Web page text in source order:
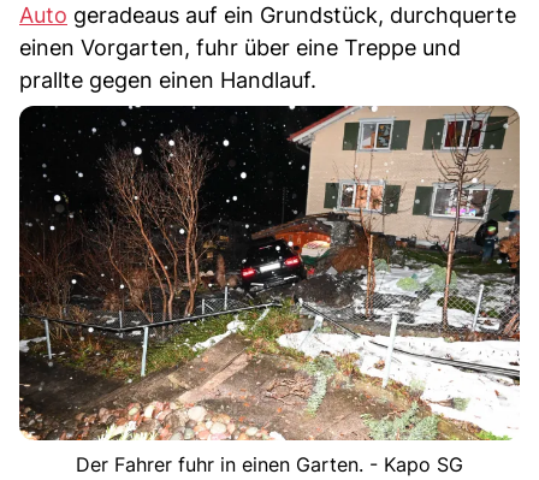
Auto geradeaus auf ein Grundstück, durchquerte
einen Vorgarten, fuhr über eine Treppe und
prallte gegen einen Handlauf.
Der Fahrer fuhr in einen Garten. - Kapo SG